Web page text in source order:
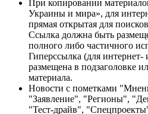
При копировании
Украины и мира», для
прямая открытая для
Ссылка должна быть
полного либо частичного
Гиперссылка (для
размещена в подзаголовке
материала.
Новости с пометками
"Заявление", "Регионы",
"Тест-драйв",